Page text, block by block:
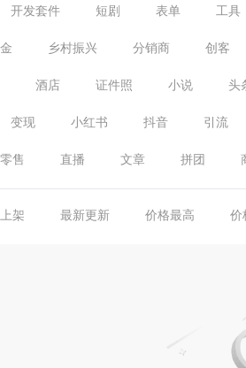
开发套件 短剧 表单 工具
乡村振兴 分销商 创客
酒店 证件照 小说 头
变现 小红书 抖音 引流
零售 直播 文章 拼团
架 最新更新 价格最高 价